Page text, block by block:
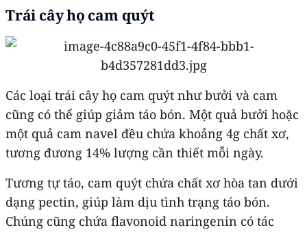
Trái cây họ cam quýt
Các loại trái cây họ cam quýt như bưởi và cam
cũng có thể giúp giảm táo bón. Một quả bưởi hoặc
một quả cam navel đều chứa khoảng 4g chất xơ,
tương đương 14% lượng cần thiết mỗi ngày.
Tương tự táo, cam quýt chứa chất xơ hòa tan dưới
dạng pectin, giúp làm dịu tình trạng táo bón.
Chúng cũng chứa flavonoid naringenin có tác